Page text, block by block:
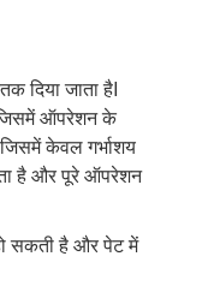
दिया जाता हैI
ऑपरेशन के
जिसमें केवल गर्भाशय
है और पूरे ऑपरेशन
सकती है और पेट में